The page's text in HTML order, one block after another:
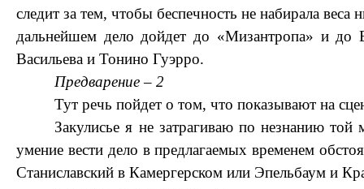
следит за тем, чтобы беспечность не набирала веса
дальнейшем дело дойдет до «Мизантропа» и до
Васильева и Тонино Гуэрро.
Предварение – 2
Тут речь пойдет о том, что показывают на
Закулисье я не затрагиваю по незнанию той
умение вести дело в предлагаемых временем
Станиславский в Камергерском или Эпельбаум и